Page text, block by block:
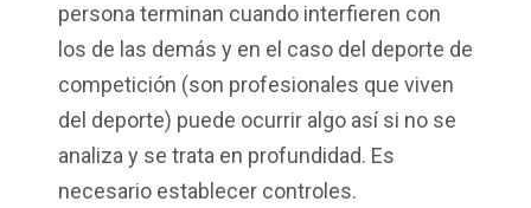
persona terminan cuando interfieren con
los de las demás y en el caso del deporte de
competición (son profesionales que viven
del deporte) puede ocurrir algo así si no se
analiza y se trata en profundidad. Es
necesario establecer controles.